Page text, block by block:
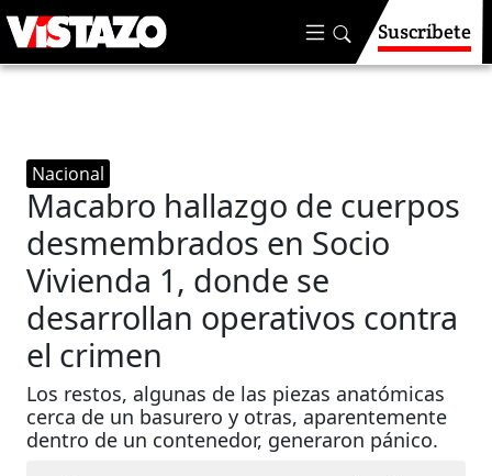
Suscríbete
Nacional
Macabro hallazgo de cuerpos
desmembrados en Socio
Vivienda 1, donde se
desarrollan operativos contra
el crimen
Los restos, algunas de las piezas anatómicas
cerca de un basurero y otras, aparentemente
dentro de un contenedor, generaron pánico.